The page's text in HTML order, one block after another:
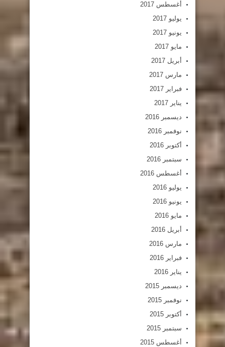
أغسطس 2017
يوليو 2017
يونيو 2017
مايو 2017
أبريل 2017
مارس 2017
فبراير 2017
يناير 2017
ديسمبر 2016
نوفمبر 2016
أكتوبر 2016
سبتمبر 2016
أغسطس 2016
يوليو 2016
يونيو 2016
مايو 2016
أبريل 2016
مارس 2016
فبراير 2016
يناير 2016
ديسمبر 2015
نوفمبر 2015
أكتوبر 2015
سبتمبر 2015
أغسطس 2015